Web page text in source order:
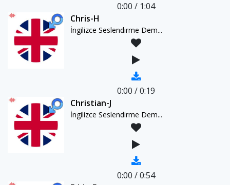
0:00 / 1:04
Chris-H
İngilizce Seslendirme Dem...
0:00 /0:19
Christian-J
İngilizce Seslendirme Dem...
0:00 /0:54